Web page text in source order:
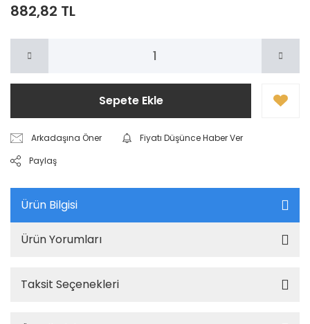
882,82 TL
Sepete Ekle
Arkadaşına Öner
Fiyatı Düşünce Haber Ver
Paylaş
Ürün Bilgisi
Ürün Yorumları
Taksit Seçenekleri